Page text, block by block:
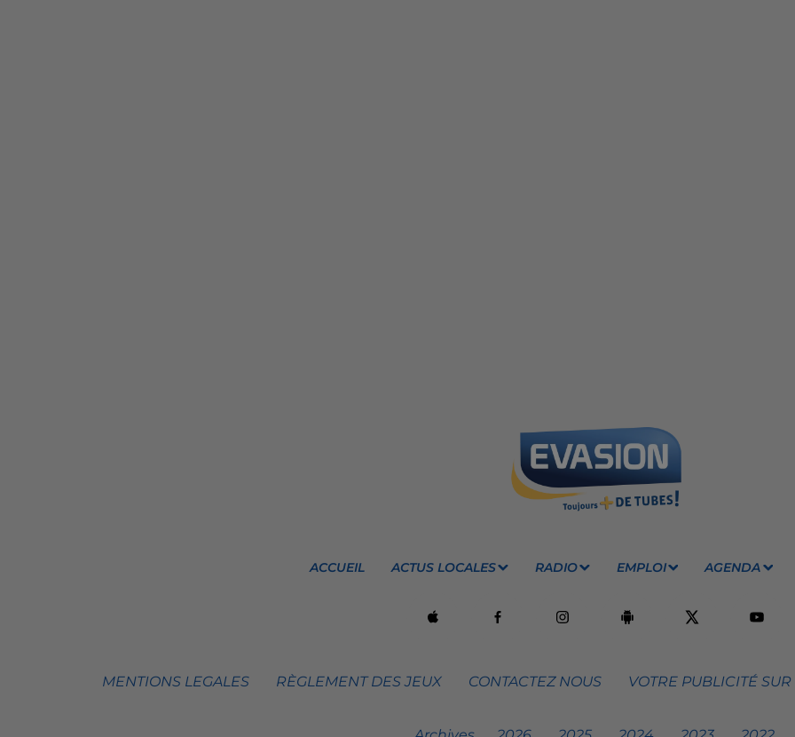
ACCUEIL ACTUS LOCALES RADIO EMPLOI AGENDA
MENTIONS LEGALES RÈGLEMENT DES JEUX CONTACTEZ NOUS VOTRE PUBLICITÉ